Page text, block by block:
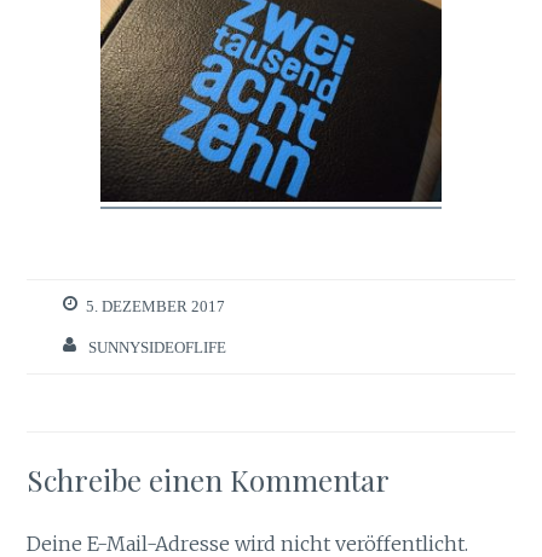
5. DEZEMBER 2017
SUNNYSIDEOFLIFE
Schreibe einen Kommentar
Deine E-Mail-Adresse wird nicht veröffentlicht.